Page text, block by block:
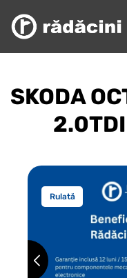
SKODA
Rulată